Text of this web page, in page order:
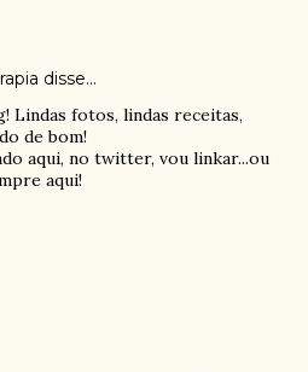
disse…
Lindas fotos, lindas receitas,
de bom!
aqui, no twitter, vou linkar...ou
aqui!